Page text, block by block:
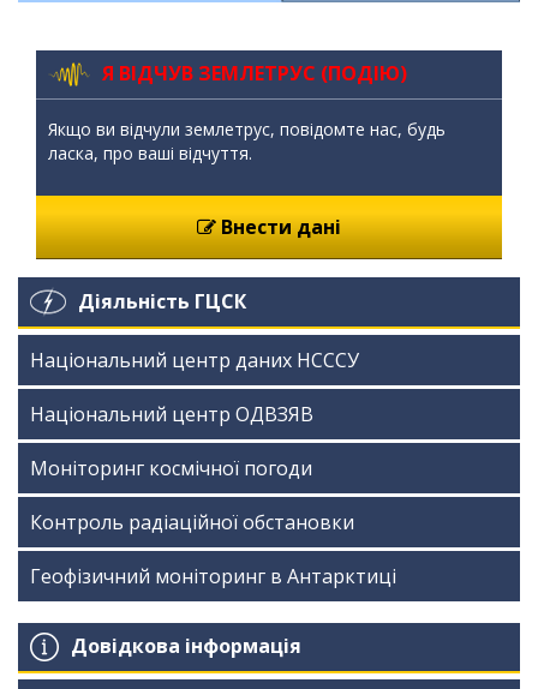
Я ВІДЧУВ ЗЕМЛЕТРУС (ПОДІЮ)
Якщо ви відчули землетрус, повідомте нас, будь
ласка, про ваші відчуття.
Внести дані
Діяльність ГЦСК
Національний центр даних НСССУ
Національний центр ОДВЗЯВ
Моніторинг космічної погоди
Контроль радіаційної обстановки
Геофізичний моніторинг в Антарктиці
Довідкова інформація